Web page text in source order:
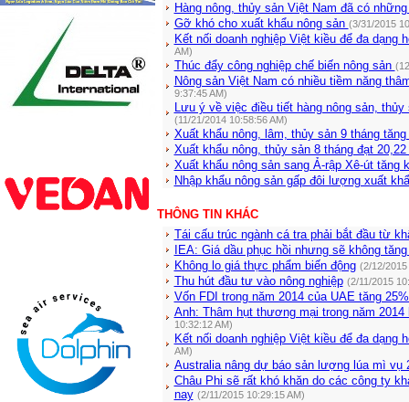
Hàng nông, thủy sản Việt Nam đã có
Gỡ khó cho xuất khẩu nông sản (3/31/2015
Kết nối doanh nghiệp Việt kiều để đa dạng
AM)
Thúc đẩy công nghiệp chế biến nông sản
Nông sản Việt Nam có nhiều tiềm năng
9:37:45 AM)
Lưu ý về việc điều tiết hàng nông sản,
(11/21/2014 10:58:56 AM)
Xuất khẩu nông, lâm, thủy sản 9 tháng
Xuất khẩu nông, thủy sản 8 tháng đạt
Xuất khẩu nông sản sang Ả-rập Xê-út tăng
Nhập khẩu nông sản gấp đôi lượng xuất
THÔNG TIN KHÁC
Tái cấu trúc ngành cá tra phải bắt đầu từ
IEA: Giá dầu phục hồi nhưng sẽ không
Không lo giá thực phẩm biến động (2/12/2015
Thu hút đầu tư vào nông nghiệp (2/11/2015
Vốn FDI trong năm 2014 của UAE tăng
Anh: Thâm hụt thương mại trong năm
10:32:12 AM)
Kết nối doanh nghiệp Việt kiều để đa dạng
AM)
Australia nâng dự báo sản lượng lúa mì vụ
Châu Phi sẽ rất khó khăn do các công ty
nay (2/11/2015 10:29:15 AM)